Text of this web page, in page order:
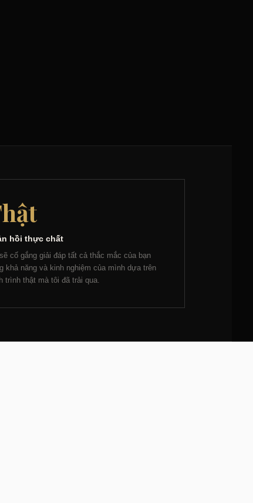
hồi thực chất
cố gắng giải đáp tất cả thắc mắc của bạn
khả năng và kinh nghiệm của mình dựa trên
trình thật mà tôi đã trải qua.